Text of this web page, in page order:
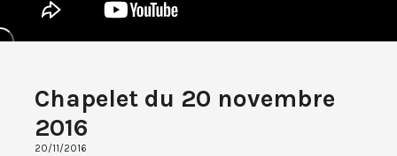
Chapelet du 20 novembre
2016
20/11/2016